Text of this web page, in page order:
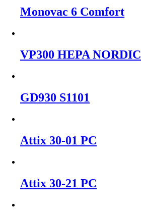
Monovac 6 Comfort
VP300 HEPA NORDIC
GD930 S1101
Attix 30-01 PC
Attix 30-21 PC